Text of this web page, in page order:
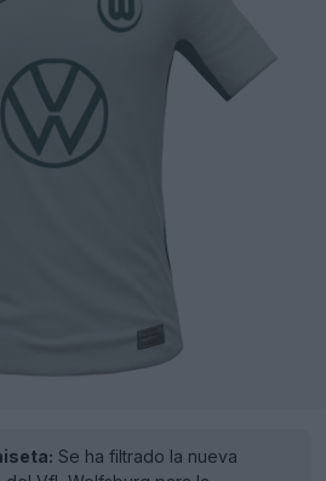
Se ha filtrado la nueva